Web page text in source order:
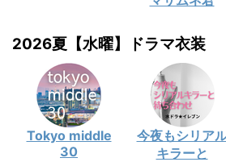
2026夏【水曜】ドラマ衣装
Tokyo middle
30
今夜もシリア
キラーと